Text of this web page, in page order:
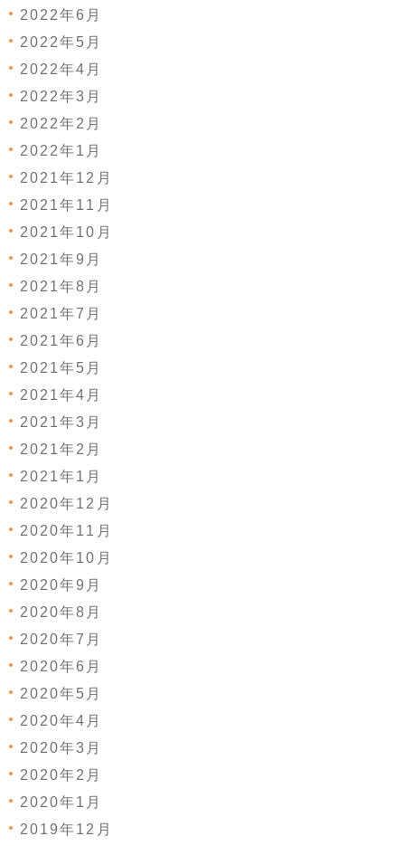
2022年6月
2022年5月
2022年4月
2022年3月
2022年2月
2022年1月
2021年12月
2021年11月
2021年10月
2021年9月
2021年8月
2021年7月
2021年6月
2021年5月
2021年4月
2021年3月
2021年2月
2021年1月
2020年12月
2020年11月
2020年10月
2020年9月
2020年8月
2020年7月
2020年6月
2020年5月
2020年4月
2020年3月
2020年2月
2020年1月
2019年12月